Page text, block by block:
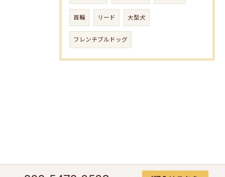
首輪 リード 大型犬
フレンチブルドッグ